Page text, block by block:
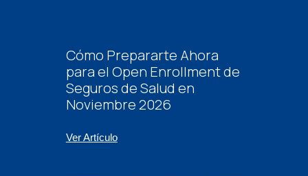
Cómo Prepararte Ahora
para el Open Enrollment de
Seguros de Salud en
Noviembre 2026
Ver Artículo